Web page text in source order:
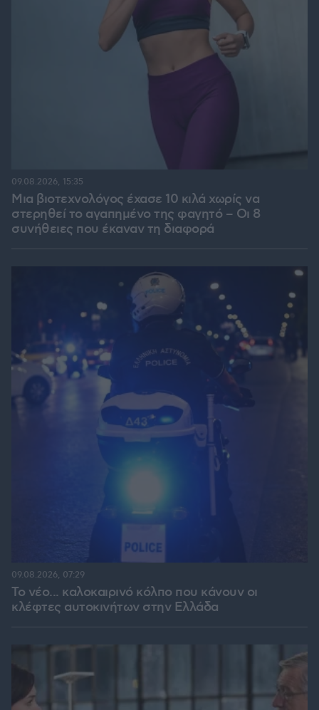
Μια βιοτεχνολόγος έχασε 10 κιλά χωρίς να
στερηθεί το αγαπημένο της φαγητό – Οι 8
συνήθειες που έκαναν τη διαφορά
09.08.2026, 15:35
Το νέο... καλοκαιρινό κόλπο που κάνουν οι
κλέφτες αυτοκινήτων στην Ελλάδα
09.08.2026, 07:29